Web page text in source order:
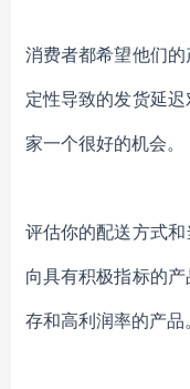
消费者都希望他们
定性导致的发货延
家一个很好的机会。
评估你的配送方式
向具有积极指标的
存和高利润率的产品。